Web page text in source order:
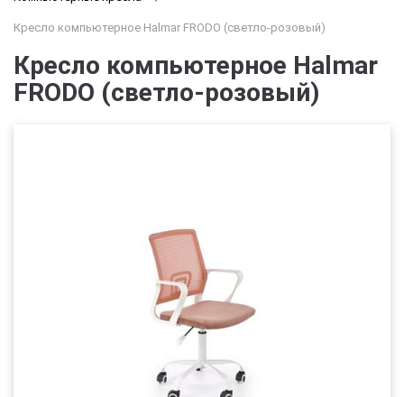
Кресло компьютерное Halmar FRODO (светло-розовый)
Кресло компьютерное Halmar
FRODO (светло-розовый)